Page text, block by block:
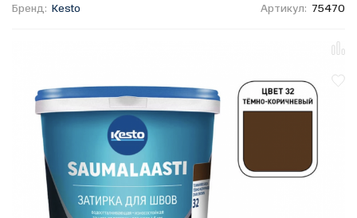
Бренд: Kesto Артикул: 75470